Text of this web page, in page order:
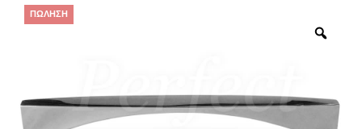
ΠΏΛΗΣΗ